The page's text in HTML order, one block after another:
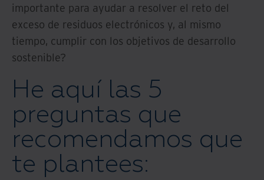
importante para ayudar a resolver el reto del
exceso de residuos electrónicos y, al mismo
tiempo, cumplir con los objetivos de desarrollo
sostenible?
He aquí las 5
preguntas que
recomendamos que
te plantees: